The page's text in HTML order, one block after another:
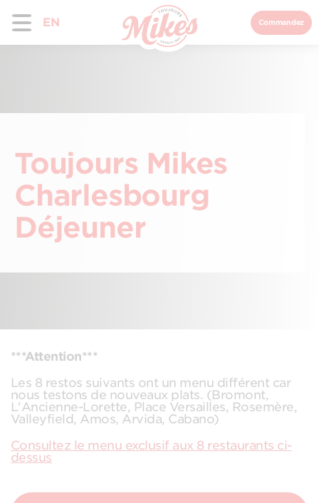
EN Commandez
Toujours Mikes
Charlesbourg
Déjeuner
***Attention***
Les 8 restos suivants ont un menu différent car
nous testons de nouveaux plats. (Bromont,
L'Ancienne-Lorette, Place Versailles, Rosemère,
Valleyfield, Amos, Arvida, Cabano)
Consultez le menu exclusif aux 8 restaurants ci-
dessus